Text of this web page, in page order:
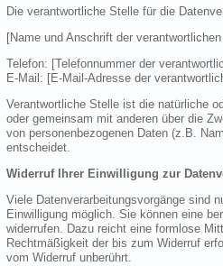
Die verantwortliche Stelle für die
[Name und Anschrift der
Telefon: [Telefonnummer der
E-Mail: [E-Mail-Adresse der
Verantwortliche Stelle ist die natürliche
oder gemeinsam mit anderen über die
von personenbezogenen Daten (z.B.
entscheidet.
Widerruf Ihrer Einwilligung zur
Viele Datenverarbeitungsvorgänge sind
Einwilligung möglich. Sie können eine
widerrufen. Dazu reicht eine formlose
Rechtmäßigkeit der bis zum Widerruf
vom Widerruf unberührt.